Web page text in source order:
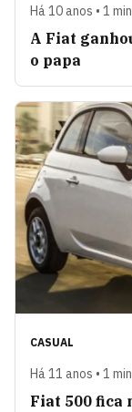
Há 10 anos • 1
A Fiat
o papa
CASUAL
Há 11 anos • 1
Fiat 500 fica